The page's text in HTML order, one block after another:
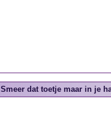
Smeer dat toetje maar in je